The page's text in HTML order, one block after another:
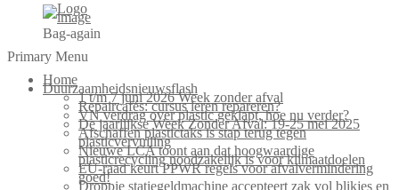
Bag-again
Primary Menu
Home
Duurzaamheidsnieuwsflash
1 t/m 7 juni 2026 Week zonder afval
Repaircafés: cursus leren repareren?
VN verdrag over plastic geklapt, hoe nu verder?
De jaarlijkse Week Zonder Afval: 19-25 mei 2025
Afschaffen plastictaks is stap terug tegen
plasticvervuiling
Nieuwe LCA toont aan dat hoogwaardige
plasticrecycling noodzakelijk is voor klimaatdoelen
EU-raad keurt PPWR regels voor afvalvermindering
goed!
Droppie statiegeldmachine accepteert zak vol blikjes en